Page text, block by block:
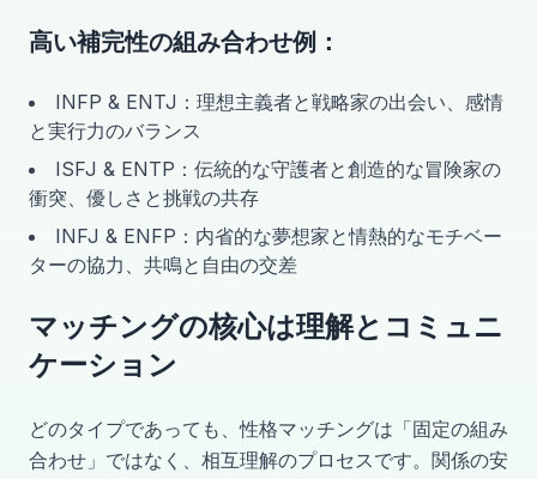
高い補完性の組み合わせ例：
INFP & ENTJ：理想主義者と戦略家の出会い、感情
と実行力のバランス
ISFJ & ENTP：伝統的な守護者と創造的な冒険家の
衝突、優しさと挑戦の共存
INFJ & ENFP：内省的な夢想家と情熱的なモチベー
ターの協力、共鳴と自由の交差
マッチングの核心は理解とコミュニ
ケーション
どのタイプであっても、性格マッチングは「固定の組み
合わせ」ではなく、相互理解のプロセスです。関係の安